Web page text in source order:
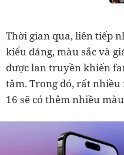
Thời gian qua, liên tiếp
kiểu dáng, màu sắc và
được lan truyền khiến
tâm. Trong đó, rất
16 sẽ có thêm nhiều